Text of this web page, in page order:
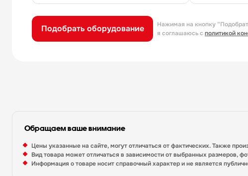
Подобрать оборудование
Нажимая на кнопку
я соглашаюсь с политикой
Обращаем ваше внимание
Цены указанные на сайте, могут отличаться от фактических. Также
Вид товара может отличаться в зависимости от выбранных размеров,
Информация о товаре носит справочный характер и не является